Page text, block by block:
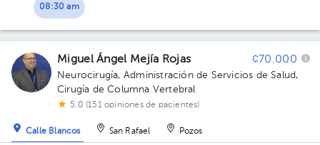
08:30 am
Miguel Ángel Mejía Rojas ¢70.000
Neurocirugía, Administración de Servicios de Salud,
Cirugía de Columna Vertebral
5.0 (151 opiniones de pacientes)
Calle Blancos San Rafael Pozos